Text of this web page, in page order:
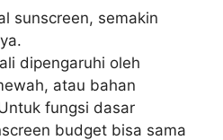
sunscreen, semakin
dipengaruhi oleh
atau bahan
fungsi dasar
budget bisa sama